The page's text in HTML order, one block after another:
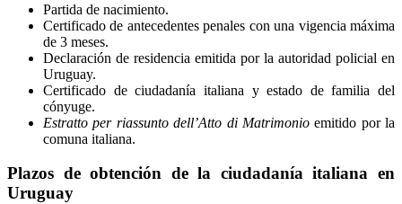
Partida de nacimiento.
Certificado de antecedentes penales con una vigencia máxima
de 3 meses.
Declaración de residencia emitida por la autoridad policial en
Uruguay.
Certificado de ciudadanía italiana y estado de familia del
cónyuge.
Estratto per riassunto dell’Atto di Matrimonioemitido por la
comuna italiana.
Plazos de obtención de la ciudadanía italiana en
Uruguay